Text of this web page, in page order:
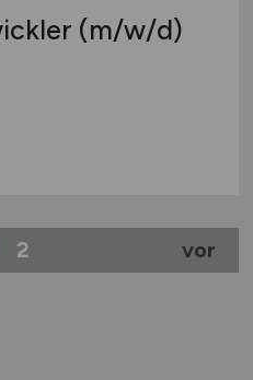
(m/w/d)
2 vor